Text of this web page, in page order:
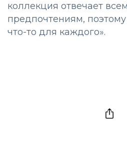
коллекция отвечает
предпочтениям,
что-то для каждого».